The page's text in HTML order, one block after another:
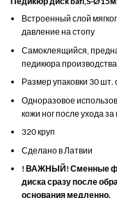
Встроенный слой
давление на стопу
Самоклеящийся,
педикюра
Размер упаковки 30
Одноразовое
кожи ног после ухода за
320 круп
Сделано в Латвии
! ВАЖНЫЙ! Сменные
диска сразу после
основания медленно.